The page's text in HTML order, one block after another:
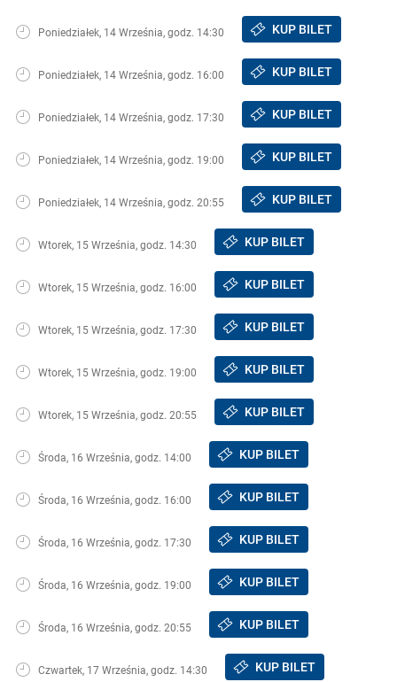
Poniedziałek, 14 Września, godz. 14:30 KUP BILET
Poniedziałek, 14 Września, godz. 16:00 KUP BILET
Poniedziałek, 14 Września, godz. 17:30 KUP BILET
Poniedziałek, 14 Września, godz. 19:00 KUP BILET
Poniedziałek, 14 Września, godz. 20:55 KUP BILET
Wtorek, 15 Września, godz. 14:30 KUP BILET
Wtorek, 15 Września, godz. 16:00 KUP BILET
Wtorek, 15 Września, godz. 17:30 KUP BILET
Wtorek, 15 Września, godz. 19:00 KUP BILET
Wtorek, 15 Września, godz. 20:55 KUP BILET
Środa, 16 Września, godz. 14:00 KUP BILET
Środa, 16 Września, godz. 16:00 KUP BILET
Środa, 16 Września, godz. 17:30 KUP BILET
Środa, 16 Września, godz. 19:00 KUP BILET
Środa, 16 Września, godz. 20:55 KUP BILET
Czwartek, 17 Września, godz. 14:30 KUP BILET